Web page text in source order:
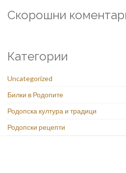
Скорошни
Категории
Uncategorized
Билки в Родопите
Родопска култура и традици
Родопски рецепти